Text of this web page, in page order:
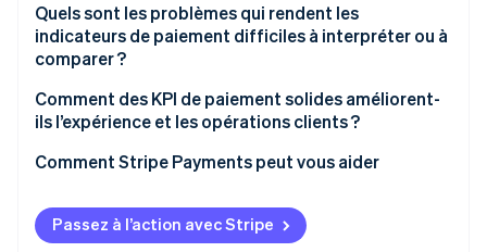
Stripe Sessions 2026
Découvrez comment Stripe construit l’infrastructure
Tableaux de bord des prestataire de paiement
Veille stratégique (BI) et entrepôts de données
Plateformes d’orchestration
Outils de surveillance et d’alerte
Outils de rapprochement et de finance
Quels sont les problèmes qui rendent les
indicateurs de paiement difficiles à interpréter ou à
comparer ?
Les indicateurs ne sont pas toujours définis de la
même manière
Les tentatives de doublons faussent les chiffres
Comparer entre les systèmes devient compliqué
Les indicateurs de performance nécessitent un
Comment des KPI de paiement solides améliorent-
ils l’expérience et les opérations clients ?
Meilleure expérience client
Plus de revenus, même trafic
Moins de travail administratif pour votre équipe
Comment Stripe Payments peut vous aider
Passez à l’action avec Stripe